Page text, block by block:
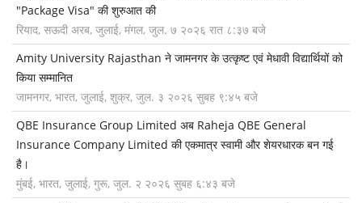
"Package Visa" की शुरुआत की
रियाद, सऊदी अरब, जुलाई, मंगल, जुल. ७ २०२६ रात ८:३७ बजे
Amity University Rajasthan ने जामनगर के उत्कृष्ट एवं मेधावी विद्यार्थियों को
किया सम्मानित
जामनगर, भारत, जुलाई, शुक्र, जुल. ३ २०२६ सुबह ९:४५ बजे
QBE Insurance Group Limited अब Raheja QBE General
Insurance Company Limited की एकमात्र स्वामी और शेयरधारक बन गई
है।
मुंबई, भारत, जुलाई, गुरू, जुल. २ २०२६ सुबह ६:४३ बजे